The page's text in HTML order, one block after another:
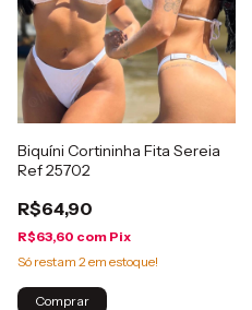
Biquíni Cortininha Fita Sereia
Ref 25702
R$64,90
R$63,60 com Pix
Só restam 2em estoque!
Comprar